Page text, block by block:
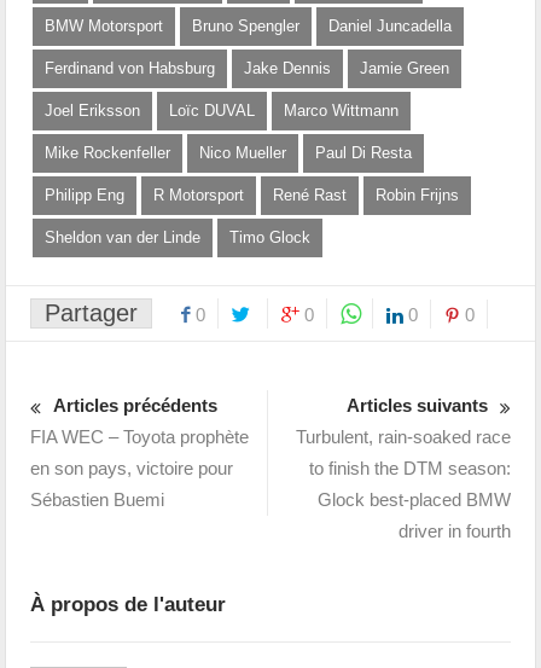
BMW Motorsport Bruno Spengler Daniel Juncadella
Ferdinand von Habsburg Jake Dennis Jamie Green
Joel Eriksson Loïc DUVAL Marco Wittmann
Mike Rockenfeller Nico Mueller Paul Di Resta
Philipp Eng R Motorsport René Rast Robin Frijns
Sheldon van der Linde Timo Glock
Partager 0 0 0 0
Articles précédents
FIA WEC – Toyota prophète
en son pays, victoire pour
Sébastien Buemi
Articles suivants
Turbulent, rain-soaked race
to finish the DTM season:
Glock best-placed BMW
driver in fourth
À propos de l'auteur